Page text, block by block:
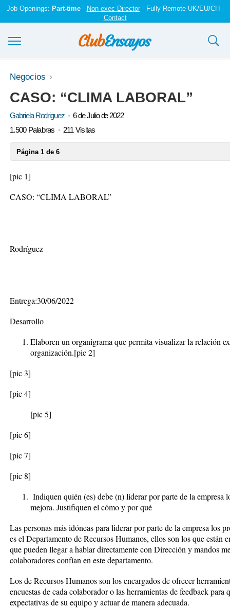
Job Openings: Part-time- Non-exec Director- Fully Remote UK/EU/CH -
Contact
Ensayos y trabajos
Registrarse
Iniciar sesión
Negocios
CASO: “CLIMA LABORAL”
Gabriela Rodriguez
6 de Julio de 2022
1.500 Palabras
211 Visitas
Página 1 de 6
[pic 1]
CASO: “CLIMA LABORAL”
Rodríguez
Entrega:30/06/2022
Desarrollo
Elaboren un organigrama que permita visualizar la relación
organización.[pic 2]
[pic 3]
[pic 4]
[pic 5]
[pic 6]
[pic 7]
[pic 8]
Indiquen quién (es) debe (n) liderar por parte de la empresa
mejora. Justifiquen el cómo y por qué
Las personas más idóneas para liderar por parte de la empresa los
es el Departamento de Recursos Humanos, ellos son los que están
que pueden llegar a hablar directamente con Dirección y mandos
colaboradores confían en este departamento.
Los de Recursos Humanos son los encargados de ofrecer
encuestas de cada colaborador o las herramientas de feedback para
expectativas de su equipo y actuar de manera adecuada.